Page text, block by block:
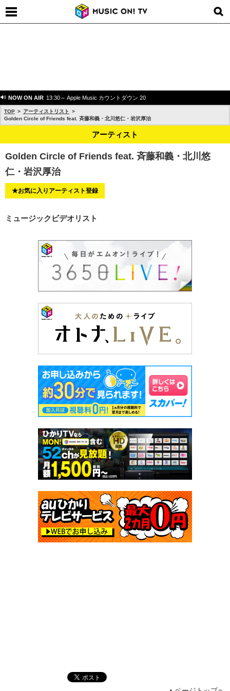
NOW ON AIR 13:30～ Apple Music カウントダウン 20
TOP
アーティストリスト
Golden Circle of Friends feat. 斉藤和義・北川悠仁・岩沢厚治
アーティスト
Golden Circle of Friends feat. 斉藤和義・北川悠
仁・岩沢厚治
★お気に入りアーティスト登録
ミュージックビデオリスト